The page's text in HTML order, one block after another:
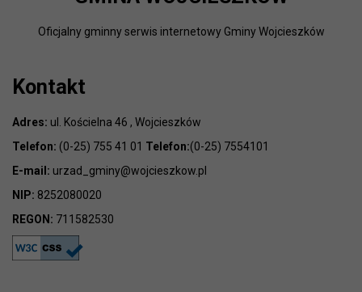
Oficjalny gminny serwis internetowy Gminy Wojcieszków
Kontakt
Adres: ul. Kościelna 46 , Wojcieszków
Telefon: (0-25) 755 41 01 Telefon:(0-25) 7554101
E-mail: urzad_gminy@wojcieszkow.pl
NIP: 8252080020
REGON: 711582530